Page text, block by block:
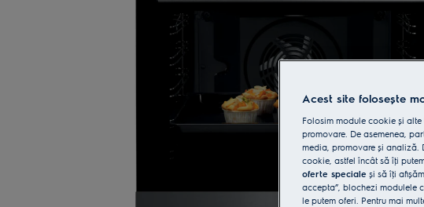
Acest site folosește
Folosim module cookie și
promovare. De asemenea,
media, promovare și analiză.
cookie, astfel încât să îţi
oferte speciale și să îţi
accepta”, blochezi modulele
le putem oferi. Pentru mai